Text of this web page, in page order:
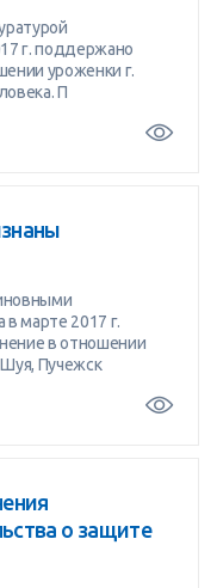
г. поддержано
уроженки г.
П
в марте 2017 г.
в отношении
Пучежск
о защите